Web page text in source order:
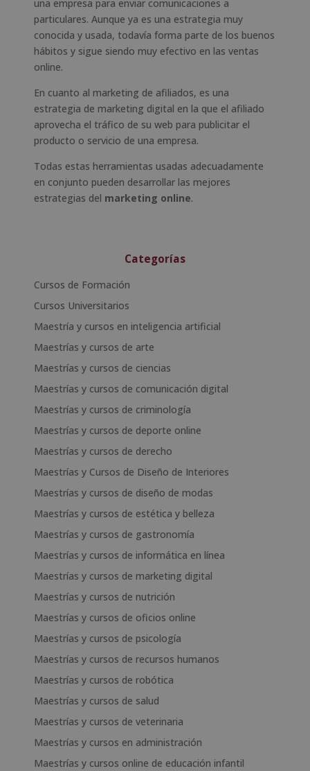
una empresa para enviar comunicaciones a
particulares. Aunque ya es una estrategia muy
conocida y usada, todavía forma parte de los buenos
hábitos y sigue siendo muy efectivo en las ventas
online.
En cuanto al marketing de afiliados, es una
estrategia de marketing digital en la que el afiliado
aprovecha el tráfico de su web para publicitar el
producto o servicio de una empresa.
Todas estas herramientas usadas adecuadamente
en conjunto pueden desarrollar las mejores
estrategias del marketing online.
Categorías
Cursos de Formación
Cursos Universitarios
Maestría y cursos en inteligencia artificial
Maestrías y cursos de arte
Maestrías y cursos de ciencias
Maestrías y cursos de comunicación digital
Maestrías y cursos de criminología
Maestrías y cursos de deporte online
Maestrías y cursos de derecho
Maestrías y Cursos de Diseño de Interiores
Maestrías y cursos de diseño de modas
Maestrías y cursos de estética y belleza
Maestrías y cursos de gastronomía
Maestrías y cursos de informática en línea
Maestrías y cursos de marketing digital
Maestrías y cursos de nutrición
Maestrías y cursos de oficios online
Maestrías y cursos de psicología
Maestrías y cursos de recursos humanos
Maestrías y cursos de robótica
Maestrías y cursos de salud
Maestrías y cursos de veterinaria
Maestrías y cursos en administración
Maestrías y cursos online de educación infantil